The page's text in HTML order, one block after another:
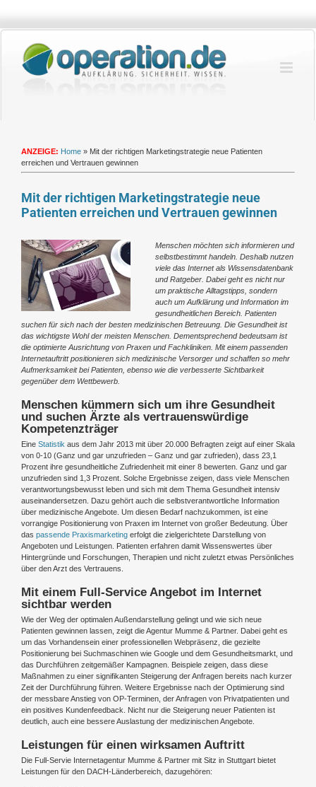
springen
ANZEIGE: Home » Mit der richtigen Marketingstrategie neue Patienten
erreichen und Vertrauen gewinnen
Mit der richtigen Marketingstrategie neue
Patienten erreichen und Vertrauen gewinnen
Zeige
grösseres
Bild
Menschen möchten sich informieren und
selbstbestimmt handeln. Deshalb nutzen
viele das Internet als Wissensdatenbank
und Ratgeber. Dabei geht es nicht nur
um praktische Alltagstipps, sondern
auch um Aufklärung und Information im
gesundheitlichen Bereich. Patienten
suchen für sich nach der besten medizinischen Betreuung. Die Gesundheit ist
das wichtigste Wohl der meisten Menschen. Dementsprechend bedeutsam ist
die optimierte Ausrichtung von Praxen und Fachkliniken. Mit einem passenden
Internetauftritt positionieren sich medizinische Versorger und schaffen so mehr
Aufmerksamkeit bei Patienten, ebenso wie die verbesserte Sichtbarkeit
gegenüber dem Wettbewerb.
Menschen kümmern sich um ihre Gesundheit
und suchen Ärzte als vertrauenswürdige
Kompetenzträger
Eine Statistik aus dem Jahr 2013 mit über 20.000 Befragten zeigt auf einer Skala
von 0-10 (Ganz und gar unzufrieden – Ganz und gar zufrieden), dass 23,1
Prozent ihre gesundheitliche Zufriedenheit mit einer 8 bewerten. Ganz und gar
unzufrieden sind 1,3 Prozent. Solche Ergebnisse zeigen, dass viele Menschen
verantwortungsbewusst leben und sich mit dem Thema Gesundheit intensiv
auseinandersetzen. Dazu gehört auch die selbstverantwortliche Information
über medizinische Angebote. Um diesen Bedarf nachzukommen, ist eine
vorrangige Positionierung von Praxen im Internet von großer Bedeutung. Über
das passende Praxismarketing erfolgt die zielgerichtete Darstellung von
Angeboten und Leistungen. Patienten erfahren damit Wissenswertes über
Hintergründe und Forschungen, Therapien und nicht zuletzt etwas Persönliches
über den Arzt des Vertrauens.
Mit einem Full-Service Angebot im Internet
sichtbar werden
Wie der Weg der optimalen Außendarstellung gelingt und wie sich neue
Patienten gewinnen lassen, zeigt die Agentur Mumme & Partner. Dabei geht es
um das Vorhandensein einer professionellen Webpräsenz, die gezielte
Positionierung bei Suchmaschinen wie Google und dem Gesundheitsmarkt, und
das Durchführen zeitgemäßer Kampagnen. Beispiele zeigen, dass diese
Maßnahmen zu einer signifikanten Steigerung der Anfragen bereits nach kurzer
Zeit der Durchführung führen. Weitere Ergebnisse nach der Optimierung sind
der messbare Anstieg von OP-Terminen, der Anfragen von Privatpatienten und
ein positives Kundenfeedback. Nicht nur die Steigerung neuer Patienten ist
deutlich, auch eine bessere Auslastung der medizinischen Angebote.
Leistungen für einen wirksamen Auftritt
Die Full-Servie Internetagentur Mumme & Partner mit Sitz in Stuttgart bietet
Leistungen für den DACH-Länderbereich, dazugehören: